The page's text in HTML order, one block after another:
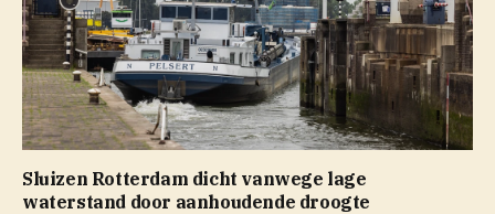
Sluizen Rotterdam dicht vanwege lage
waterstand door aanhoudende droogte